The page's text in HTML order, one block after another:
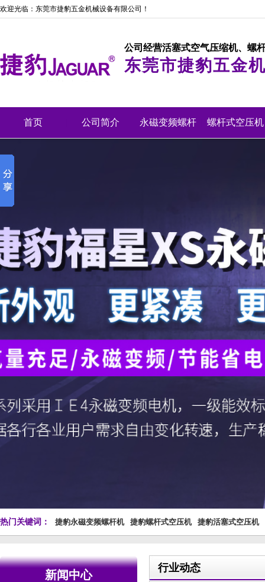
欢迎光临：东莞市捷豹五金机械设备有限公司！
公司经营活塞式空气压缩机、螺
东莞市捷豹五金
首页 公司简介 永磁变频螺杆 螺杆式空压机
热门关键词： 捷豹永磁变频螺杆机 捷豹螺杆式空压机 捷豹活塞式空压机
新闻中心
行业动态